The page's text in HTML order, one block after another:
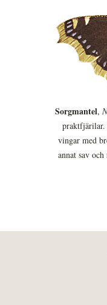
Sorgmantel,
praktfjärilar.
vingar med
annat sav